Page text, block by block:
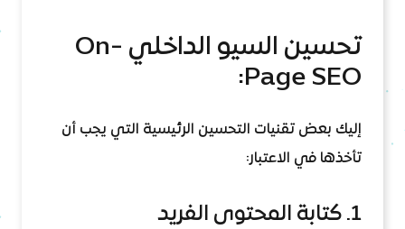
تحسين السيو الداخلي On-
Page SEO:
إليك بعض تقنيات التحسين الرئيسية التي يجب أن
تأخذها في الاعتبار:
1. كتابة المحتوى الفريد